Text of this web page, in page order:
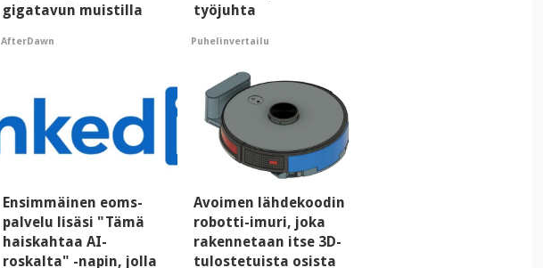
gigatavun muistilla
AfterDawn
työjuhta
Puhelinvertailu
Ensimmäinen eoms-
palvelu lisäsi "Tämä
haiskahtaa AI-
roskalta" -napin, jolla
Avoimen lähdekoodin
robotti-imuri, joka
rakennetaan itse 3D-
tulostetuista osista